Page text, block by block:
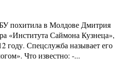
похитила в Молдове Дмитрия
«Института Саймона Кузнеца»,
году. Спецслужба называет его
Что известно: -...